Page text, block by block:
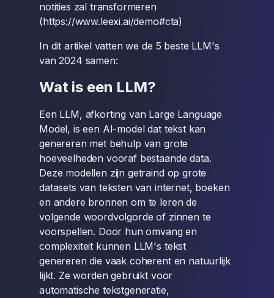
notities zal transformeren
(https://www.leexi.ai/demo#cta)
In dit artikel vatten we de 5 beste LLM's
van 2024 samen:
Wat is een LLM?
Een LLM, afkorting van Large Language
Model, is een AI-model dat tekst kan
genereren met behulp van grote
hoeveelheden vooraf bestaande data.
Deze modellen zijn getraind op grote
datasets van teksten van internet, boeken
en andere bronnen om te leren de
volgende woordvolgorde of zinnen te
voorspellen. Door hun omvang en
complexiteit kunnen LLM's tekst
genereren die vaak coherent en natuurlijk
lijkt. Ze worden gebruikt voor
automatische tekstgeneratie,